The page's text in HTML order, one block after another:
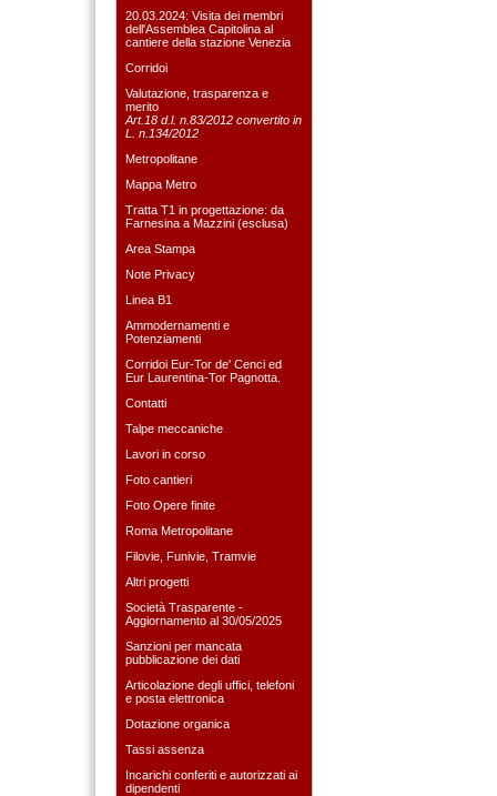
20.03.2024: Visita dei membri
dell'Assemblea Capitolina al
cantiere della stazione Venezia
Corridoi
Valutazione, trasparenza e
merito
Art.18 d.l. n.83/2012 convertito in
L. n.134/2012
Metropolitane
Mappa Metro
Tratta T1 in progettazione: da
Farnesina a Mazzini (esclusa)
Area Stampa
Note Privacy
Linea B1
Ammodernamenti e
Potenziamenti
Corridoi Eur-Tor de' Cenci ed
Eur Laurentina-Tor Pagnotta.
Contatti
Talpe meccaniche
Lavori in corso
Foto cantieri
Foto Opere finite
Roma Metropolitane
Filovie, Funivie, Tramvie
Altri progetti
Società Trasparente -
Aggiornamento al 30/05/2025
Sanzioni per mancata
pubblicazione dei dati
Articolazione degli uffici, telefoni
e posta elettronica
Dotazione organica
Tassi assenza
Incarichi conferiti e autorizzati ai
dipendenti